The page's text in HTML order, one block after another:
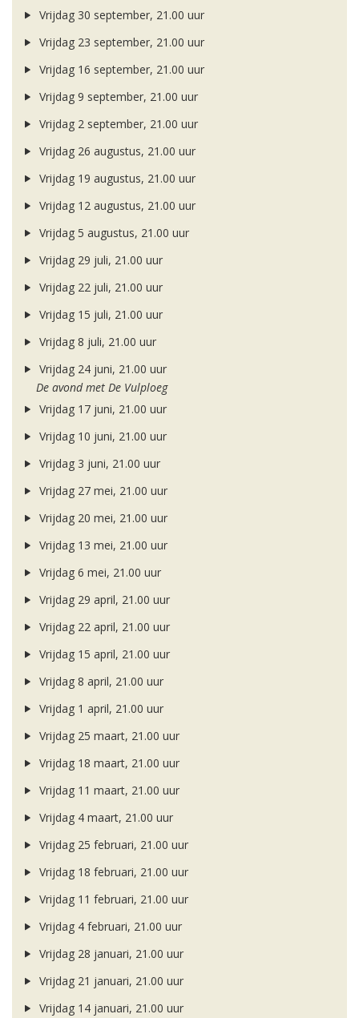
Vrijdag 30 september, 21.00 uur
Vrijdag 23 september, 21.00 uur
Vrijdag 16 september, 21.00 uur
Vrijdag 9 september, 21.00 uur
Vrijdag 2 september, 21.00 uur
Vrijdag 26 augustus, 21.00 uur
Vrijdag 19 augustus, 21.00 uur
Vrijdag 12 augustus, 21.00 uur
Vrijdag 5 augustus, 21.00 uur
Vrijdag 29 juli, 21.00 uur
Vrijdag 22 juli, 21.00 uur
Vrijdag 15 juli, 21.00 uur
Vrijdag 8 juli, 21.00 uur
Vrijdag 24 juni, 21.00 uur
De avond met De Vulploeg
Vrijdag 17 juni, 21.00 uur
Vrijdag 10 juni, 21.00 uur
Vrijdag 3 juni, 21.00 uur
Vrijdag 27 mei, 21.00 uur
Vrijdag 20 mei, 21.00 uur
Vrijdag 13 mei, 21.00 uur
Vrijdag 6 mei, 21.00 uur
Vrijdag 29 april, 21.00 uur
Vrijdag 22 april, 21.00 uur
Vrijdag 15 april, 21.00 uur
Vrijdag 8 april, 21.00 uur
Vrijdag 1 april, 21.00 uur
Vrijdag 25 maart, 21.00 uur
Vrijdag 18 maart, 21.00 uur
Vrijdag 11 maart, 21.00 uur
Vrijdag 4 maart, 21.00 uur
Vrijdag 25 februari, 21.00 uur
Vrijdag 18 februari, 21.00 uur
Vrijdag 11 februari, 21.00 uur
Vrijdag 4 februari, 21.00 uur
Vrijdag 28 januari, 21.00 uur
Vrijdag 21 januari, 21.00 uur
Vrijdag 14 januari, 21.00 uur